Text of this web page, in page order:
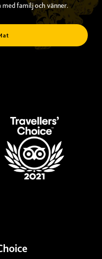
med familj och vänner.